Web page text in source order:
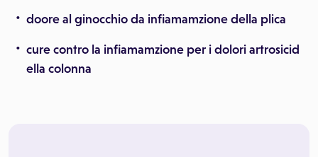
doore al ginocchio da infiamamzione della plica
cure contro la infiamamzione per i dolori artrosicid
ella colonna